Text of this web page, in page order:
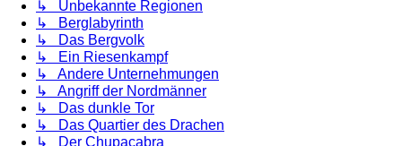
↳ Unbekannte Regionen
↳ Berglabyrinth
↳ Das Bergvolk
↳ Ein Riesenkampf
↳ Andere Unternehmungen
↳ Angriff der Nordmänner
↳ Das dunkle Tor
↳ Das Quartier des Drachen
↳ Der Chupacabra